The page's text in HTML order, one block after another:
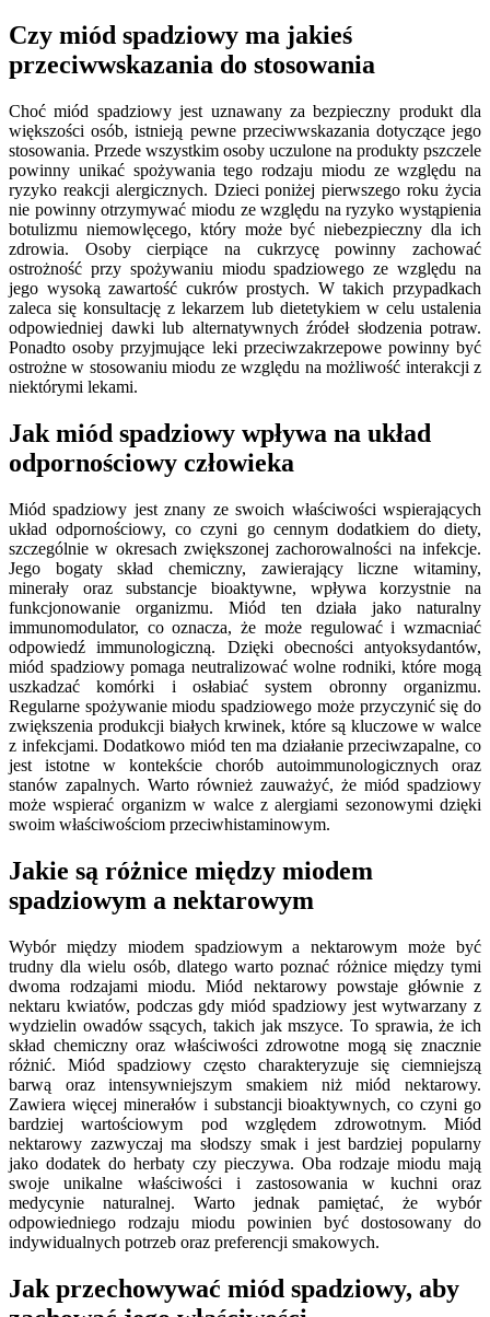
Czy miód spadziowy ma jakieś
przeciwwskazania do stosowania
Choć miód spadziowy jest uznawany za bezpieczny produkt dla
większości osób, istnieją pewne przeciwwskazania dotyczące jego
stosowania. Przede wszystkim osoby uczulone na produkty pszczele
powinny unikać spożywania tego rodzaju miodu ze względu na
ryzyko reakcji alergicznych. Dzieci poniżej pierwszego roku życia
nie powinny otrzymywać miodu ze względu na ryzyko wystąpienia
botulizmu niemowlęcego, który może być niebezpieczny dla ich
zdrowia. Osoby cierpiące na cukrzycę powinny zachować
ostrożność przy spożywaniu miodu spadziowego ze względu na
jego wysoką zawartość cukrów prostych. W takich przypadkach
zaleca się konsultację z lekarzem lub dietetykiem w celu ustalenia
odpowiedniej dawki lub alternatywnych źródeł słodzenia potraw.
Ponadto osoby przyjmujące leki przeciwzakrzepowe powinny być
ostrożne w stosowaniu miodu ze względu na możliwość interakcji z
niektórymi lekami.
Jak miód spadziowy wpływa na układ
odpornościowy człowieka
Miód spadziowy jest znany ze swoich właściwości wspierających
układ odpornościowy, co czyni go cennym dodatkiem do diety,
szczególnie w okresach zwiększonej zachorowalności na infekcje.
Jego bogaty skład chemiczny, zawierający liczne witaminy,
minerały oraz substancje bioaktywne, wpływa korzystnie na
funkcjonowanie organizmu. Miód ten działa jako naturalny
immunomodulator, co oznacza, że może regulować i wzmacniać
odpowiedź immunologiczną. Dzięki obecności antyoksydantów,
miód spadziowy pomaga neutralizować wolne rodniki, które mogą
uszkadzać komórki i osłabiać system obronny organizmu.
Regularne spożywanie miodu spadziowego może przyczynić się do
zwiększenia produkcji białych krwinek, które są kluczowe w walce
z infekcjami. Dodatkowo miód ten ma działanie przeciwzapalne, co
jest istotne w kontekście chorób autoimmunologicznych oraz
stanów zapalnych. Warto również zauważyć, że miód spadziowy
może wspierać organizm w walce z alergiami sezonowymi dzięki
swoim właściwościom przeciwhistaminowym.
Jakie są różnice między miodem
spadziowym a nektarowym
Wybór między miodem spadziowym a nektarowym może być
trudny dla wielu osób, dlatego warto poznać różnice między tymi
dwoma rodzajami miodu. Miód nektarowy powstaje głównie z
nektaru kwiatów, podczas gdy miód spadziowy jest wytwarzany z
wydzielin owadów ssących, takich jak mszyce. To sprawia, że ich
skład chemiczny oraz właściwości zdrowotne mogą się znacznie
różnić. Miód spadziowy często charakteryzuje się ciemniejszą
barwą oraz intensywniejszym smakiem niż miód nektarowy.
Zawiera więcej minerałów i substancji bioaktywnych, co czyni go
bardziej wartościowym pod względem zdrowotnym. Miód
nektarowy zazwyczaj ma słodszy smak i jest bardziej popularny
jako dodatek do herbaty czy pieczywa. Oba rodzaje miodu mają
swoje unikalne właściwości i zastosowania w kuchni oraz
medycynie naturalnej. Warto jednak pamiętać, że wybór
odpowiedniego rodzaju miodu powinien być dostosowany do
indywidualnych potrzeb oraz preferencji smakowych.
Jak przechowywać miód spadziowy, aby